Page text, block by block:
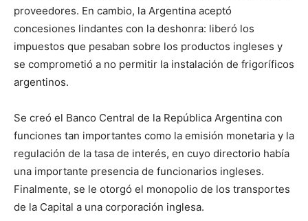
proveedores. En cambio, la Argentina aceptó
concesiones lindantes con la deshonra: liberó los
impuestos que pesaban sobre los productos ingleses y
se comprometió a no permitir la instalación de frigoríficos
argentinos.
Se creó el Banco Central de la República Argentina con
funciones tan importantes como la emisión monetaria y la
regulación de la tasa de interés, en cuyo directorio había
una importante presencia de funcionarios ingleses.
Finalmente, se le otorgó el monopolio de los transportes
de la Capital a una corporación inglesa.